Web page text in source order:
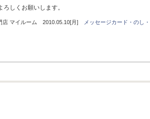
ろしくお願いします。
店 マイルーム 2010.05.10[月] メッセージカード・のし